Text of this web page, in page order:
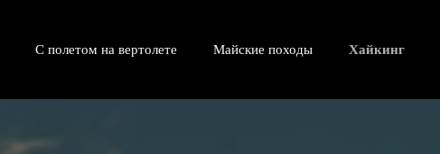
С полетом на вертолете Майские походы Хайкинг